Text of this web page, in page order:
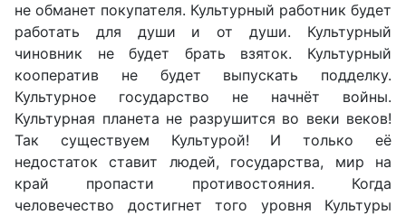
не обманет покупателя. Культурный работник будет
работать для души и от души. Культурный
чиновник не будет брать взяток. Культурный
кооператив не будет выпускать подделку.
Культурное государство не начнёт войны.
Культурная планета не разрушится во веки веков!
Так существуем Культурой! И только её
недостаток ставит людей, государства, мир на
край пропасти противостояния. Когда
человечество достигнет того уровня Культуры